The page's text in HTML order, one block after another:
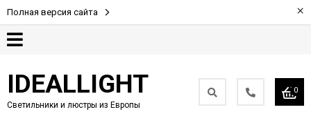
Полная версия сайта ×
Партнерам
IDEALLIGHT
Светильники и люстры из Европы
0